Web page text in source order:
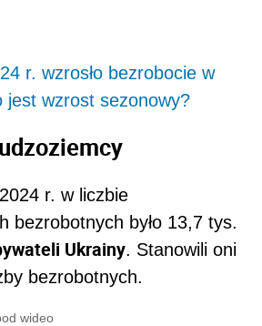
r. wzrosło bezrobocie w
jest wzrost sezonowy?
r. w liczbie
bezrobotnych było 13,7 tys.
Ukrainy. Stanowili oni
bezrobotnych.
wideo